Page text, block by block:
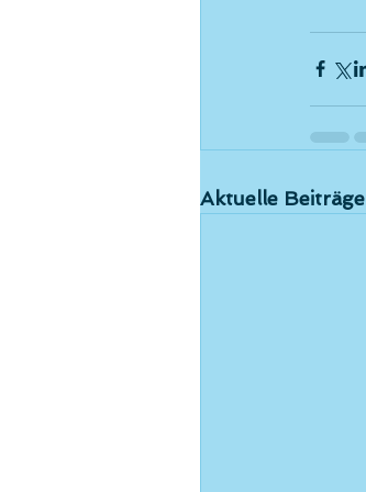
Aktuelle Beiträge